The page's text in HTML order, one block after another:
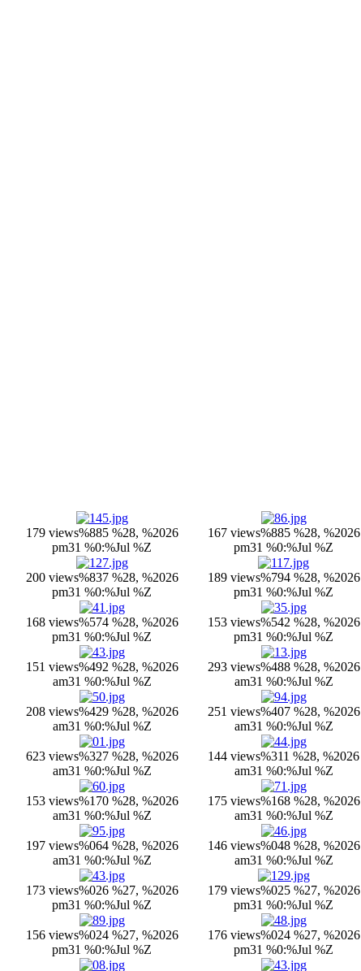
179 views%885 %28, %2026
pm31 %0:%Jul %Z
167 views%885 %28, %2026
pm31 %0:%Jul %Z
200 views%837 %28, %2026
pm31 %0:%Jul %Z
189 views%794 %28, %2026
pm31 %0:%Jul %Z
168 views%574 %28, %2026
pm31 %0:%Jul %Z
153 views%542 %28, %2026
pm31 %0:%Jul %Z
151 views%492 %28, %2026
am31 %0:%Jul %Z
293 views%488 %28, %2026
am31 %0:%Jul %Z
208 views%429 %28, %2026
am31 %0:%Jul %Z
251 views%407 %28, %2026
am31 %0:%Jul %Z
623 views%327 %28, %2026
am31 %0:%Jul %Z
144 views%311 %28, %2026
am31 %0:%Jul %Z
153 views%170 %28, %2026
am31 %0:%Jul %Z
175 views%168 %28, %2026
am31 %0:%Jul %Z
197 views%064 %28, %2026
am31 %0:%Jul %Z
146 views%048 %28, %2026
am31 %0:%Jul %Z
173 views%026 %27, %2026
pm31 %0:%Jul %Z
179 views%025 %27, %2026
pm31 %0:%Jul %Z
156 views%024 %27, %2026
pm31 %0:%Jul %Z
176 views%024 %27, %2026
pm31 %0:%Jul %Z